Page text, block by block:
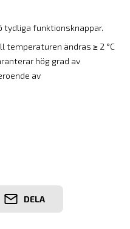
tydliga funktionsknappar.
ändras ≥ 2 °C
hög grad av
av
DELA